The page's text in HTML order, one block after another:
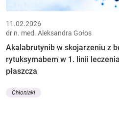
11.02.2026
dr n. med. Aleksandra Gołos
Akalabrutynib w skojarzeniu z
rytuksymabem w 1. linii
płaszcza
Chłoniaki